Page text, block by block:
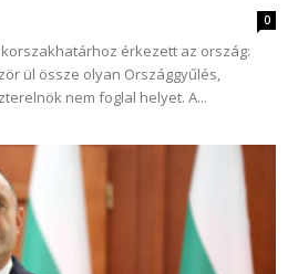
0
érkezett az ország:
ül össze olyan Országgyűlés,
nem foglal helyet. A...